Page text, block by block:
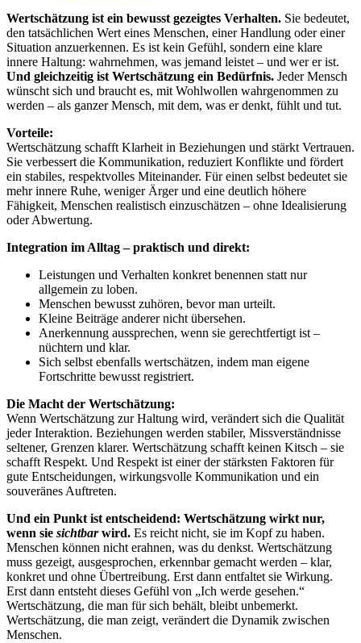
Wertschätzung ist ein bewusst gezeigtes Verhalten. Sie bedeutet,
den tatsächlichen Wert eines Menschen, einer Handlung oder einer
Situation anzuerkennen. Es ist kein Gefühl, sondern eine klare
innere Haltung: wahrnehmen, was jemand leistet – und wer er ist.
Und gleichzeitig ist Wertschätzung ein Bedürfnis. Jeder Mensch
wünscht sich und braucht es, mit Wohlwollen wahrgenommen zu
werden – als ganzer Mensch, mit dem, was er denkt, fühlt und tut.
Vorteile:
Wertschätzung schafft Klarheit in Beziehungen und stärkt Vertrauen.
Sie verbessert die Kommunikation, reduziert Konflikte und fördert
ein stabiles, respektvolles Miteinander. Für einen selbst bedeutet sie
mehr innere Ruhe, weniger Ärger und eine deutlich höhere
Fähigkeit, Menschen realistisch einzuschätzen – ohne Idealisierung
oder Abwertung.
Integration im Alltag – praktisch und direkt:
Leistungen und Verhalten konkret benennen statt nur
allgemein zu loben.
Menschen bewusst zuhören, bevor man urteilt.
Kleine Beiträge anderer nicht übersehen.
Anerkennung aussprechen, wenn sie gerechtfertigt ist –
nüchtern und klar.
Sich selbst ebenfalls wertschätzen, indem man eigene
Fortschritte bewusst registriert.
Die Macht der Wertschätzung:
Wenn Wertschätzung zur Haltung wird, verändert sich die Qualität
jeder Interaktion. Beziehungen werden stabiler, Missverständnisse
seltener, Grenzen klarer. Wertschätzung schafft keinen Kitsch – sie
schafft Respekt. Und Respekt ist einer der stärksten Faktoren für
gute Entscheidungen, wirkungsvolle Kommunikation und ein
souveränes Auftreten.
Und ein Punkt ist entscheidend: Wertschätzung wirkt nur,
wenn sie sichtbarwird. Es reicht nicht, sie im Kopf zu haben.
Menschen können nicht erahnen, was du denkst. Wertschätzung
muss gezeigt, ausgesprochen, erkennbar gemacht werden – klar,
konkret und ohne Übertreibung. Erst dann entfaltet sie Wirkung.
Erst dann entsteht dieses Gefühl von „Ich werde gesehen.“
Wertschätzung, die man für sich behält, bleibt unbemerkt.
Wertschätzung, die man zeigt, verändert die Dynamik zwischen
Menschen.